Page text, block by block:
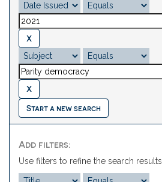
Start a new search
Add filters:
Use filters to refine the search results.